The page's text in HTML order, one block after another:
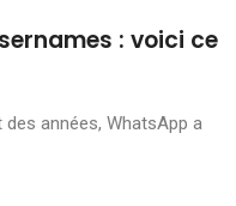
: voici ce
des années, WhatsApp a